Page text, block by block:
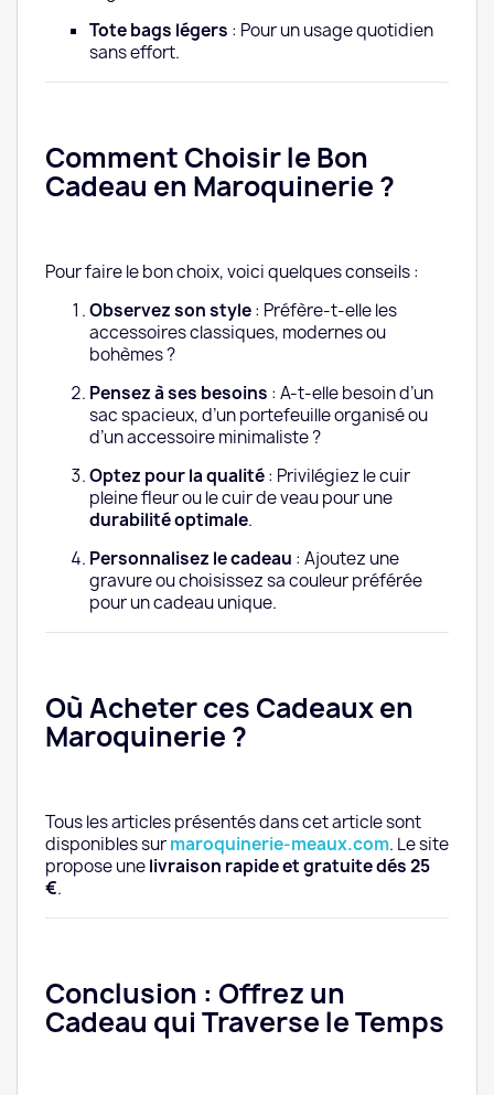
Tote bags légers : Pour un usage quotidien
sans effort.
Comment Choisir le Bon
Cadeau en Maroquinerie ?
Pour faire le bon choix, voici quelques conseils :
Observez son style: Préfère-t-elle les
accessoires classiques, modernes ou
bohèmes ?
Pensez à ses besoins : A-t-elle besoin d’un
sac spacieux, d’un portefeuille organisé ou
d’un accessoire minimaliste ?
Optez pour la qualité: Privilégiez le cuir
pleine fleur ou le cuir de veau pour une
durabilité optimale.
Personnalisez le cadeau : Ajoutez une
gravure ou choisissez sa couleur préférée
pour un cadeau unique.
Où Acheter ces Cadeaux en
Maroquinerie ?
Tous les articles présentés dans cet article sont
disponibles surmaroquinerie-meaux.com. Le site
propose unelivraison rapide et gratuite dés 25
€.
Conclusion : Offrez un
Cadeau qui Traverse le Temps